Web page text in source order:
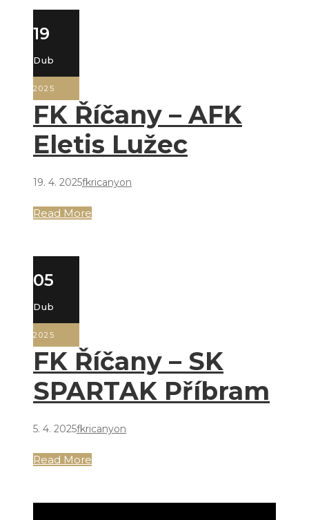
19
Dub
2025
FK Říčany – AFK
Eletis Lužec
19. 4. 2025fkricanyon
Read More
05
Dub
2025
FK Říčany – SK
SPARTAK Příbram
5. 4. 2025fkricanyon
Read More